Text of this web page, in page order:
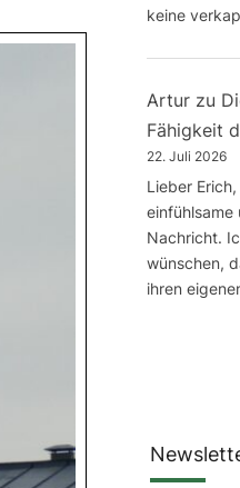
keine
Arturzu
Fähigkeit
22. Juli 2026
Lieber
einfühlsame
Nachricht.
wünschen,
ihren